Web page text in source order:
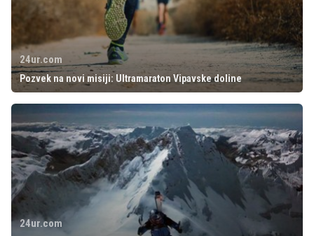
24ur.com
Pozvek na novi misiji: Ultramaraton Vipavske doline
24ur.com